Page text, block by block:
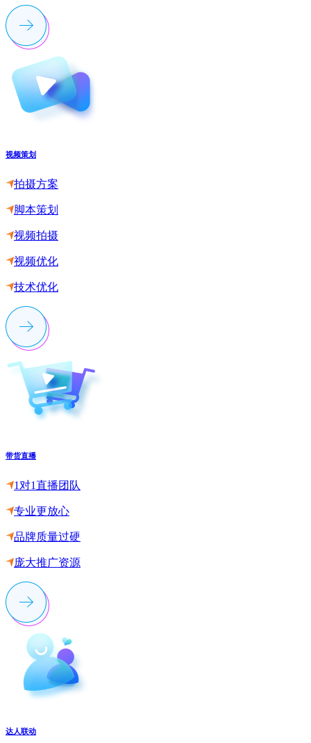
视频策划
拍摄方案
脚本策划
视频拍摄
视频优化
技术优化
带货直播
1对1直播团队
专业更放心
品牌质量过硬
庞大推广资源
达人联动